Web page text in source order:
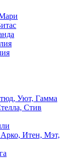
Уют, Гамма
Стив
Итен, Мэт,